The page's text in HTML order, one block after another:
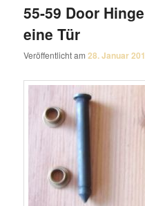
55-59 Door
eine Tür
Veröffentlicht am28. Januar